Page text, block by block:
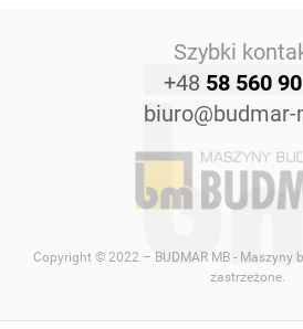
Szybki
+48 58 560
biuro@budmar-
Copyright © 2022 – BUDMAR MB - Maszyny
zastrzeżone.